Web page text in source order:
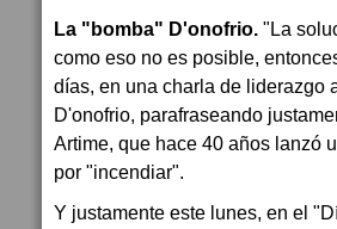
La "bomba" D'onofrio. "La
como eso no es posible,
días, en una charla de liderazgo
D'onofrio, parafraseando
Artime, que hace 40 años lanzó
por "incendiar".
Y justamente este lunes, en el